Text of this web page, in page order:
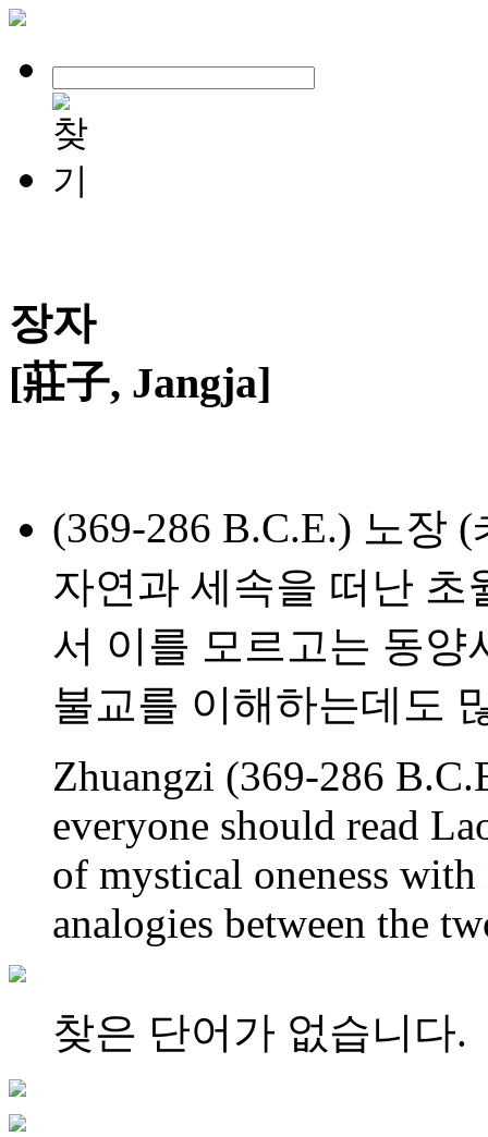
장자
[莊子, Jangja]
(369-286 B.C.E.) 노장
자연과 세속을 떠난 초
서 이를 모르고는 동양
불교를 이해하는데도
Zhuangzi (369-286
everyone should read
of mystical oneness
analogies between the
찾은 단어가 없습니다.